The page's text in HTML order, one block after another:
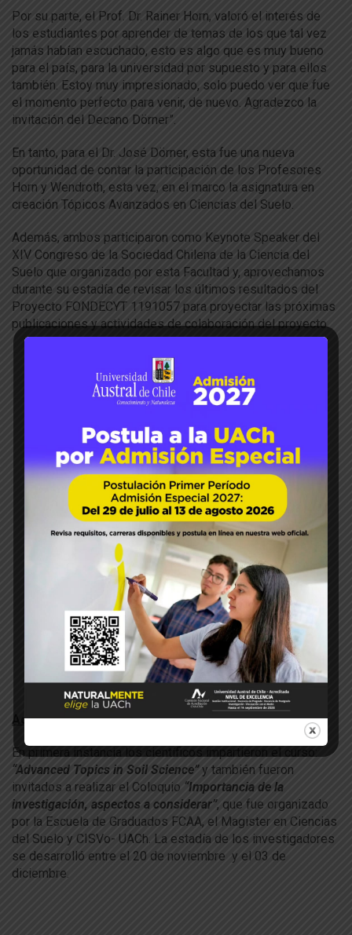
Por su parte, el Prof. Dr. Rainer Horn, valoró el interés de
los estudiantes por aprender de temas de los que tal vez
jamás habían escuchado, esto es algo que es muy bueno
para el país, para la universidad por supuesto y para ellos
también. Estoy muy impresionado, solo puedo ver que fue
el momento perfecto para venir, de nuevo. Agradezco la
invitación del Decano Dörner”.
En tanto, para el Dr. José Dörner, esta fue una nueva
oportunidad de contar la participación de los Profesores
Horn y Wendroth, esta vez, en el marco la asignatura en
creación Tópicos Avanzados en Ciencias del Suelo.
Además, ambos participaron como Keynote Speaker del
XIV Congreso de la Sociedad Chilena de la Ciencia del
Suelo que organizado por esta Facultad y, aprovechamos
durante su estadía de revisar los últimos resultados del
Proyecto FONDECYT 1191057 para proyectar las próximas
publicaciones y actividades de colaboración del proyecto.
Dr. Rainer Horn
Actividades desarrolladas
En primera instancia los científicos impartieron el curso:
“Advanced Topics in Soil Science”y también fueron
invitados a realizar el Coloquio “Importancia de la
investigación, aspectos a considerar”, que fue organizado
por la Escuela de Graduados FCAA, el Magister en Ciencias
del Suelo y CISVo- UACh. La estadía de los investigadores
se desarrolló entre el 20 de noviembre y el 03 de
diciembre.